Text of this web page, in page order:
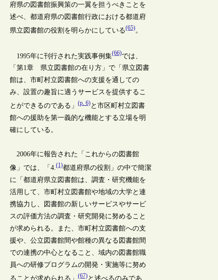
府県の図書館振興策の一翼を担うべきことを
述べ、都道府県の図書館行政における都道府
県立図書館の役割を明らかにしている(65)。
1995年に刊行された実践事例集(66)では、
「第1章 県立図書館の在り方」で「県立図書
館は、市町村立図書館への支援を通しての
み、設置の趣旨に適うサービスを提供するこ
とができるのである」(p. 6)と市区町村立図書
館への援助を第一義的な機能とする立場を明
確にしている。
2006年に報告された「これからの図書館
像」では、「4.(1)都道府県の役割」の中で簡潔
に「都道府県立図書館は、調査・研究機能を
活用して、市町村立図書館や地域の大学と連
携協力し、図書館の新しいサービスやサービ
スの評価方法の調査・研究開発に努めること
が求められる。また、市町村立図書館への支
援や、公立図書館間や館種の異なる図書館間
での連携の中心となること、域内の図書館職
員への研修プログラムの開発・実施等に努め
ることが求められる」(67)と述べるのみであ